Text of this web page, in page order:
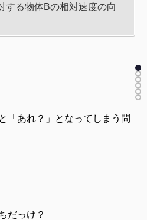
する物体Bの相対速度の向
「あれ？」となってしまう問
だっけ？